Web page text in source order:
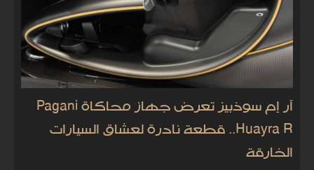
آر إم سوذبيز تعرض جهاز محاكاة Pagani
Huayra R.. قطعة نادرة لعشاق السيارات
الخارقة